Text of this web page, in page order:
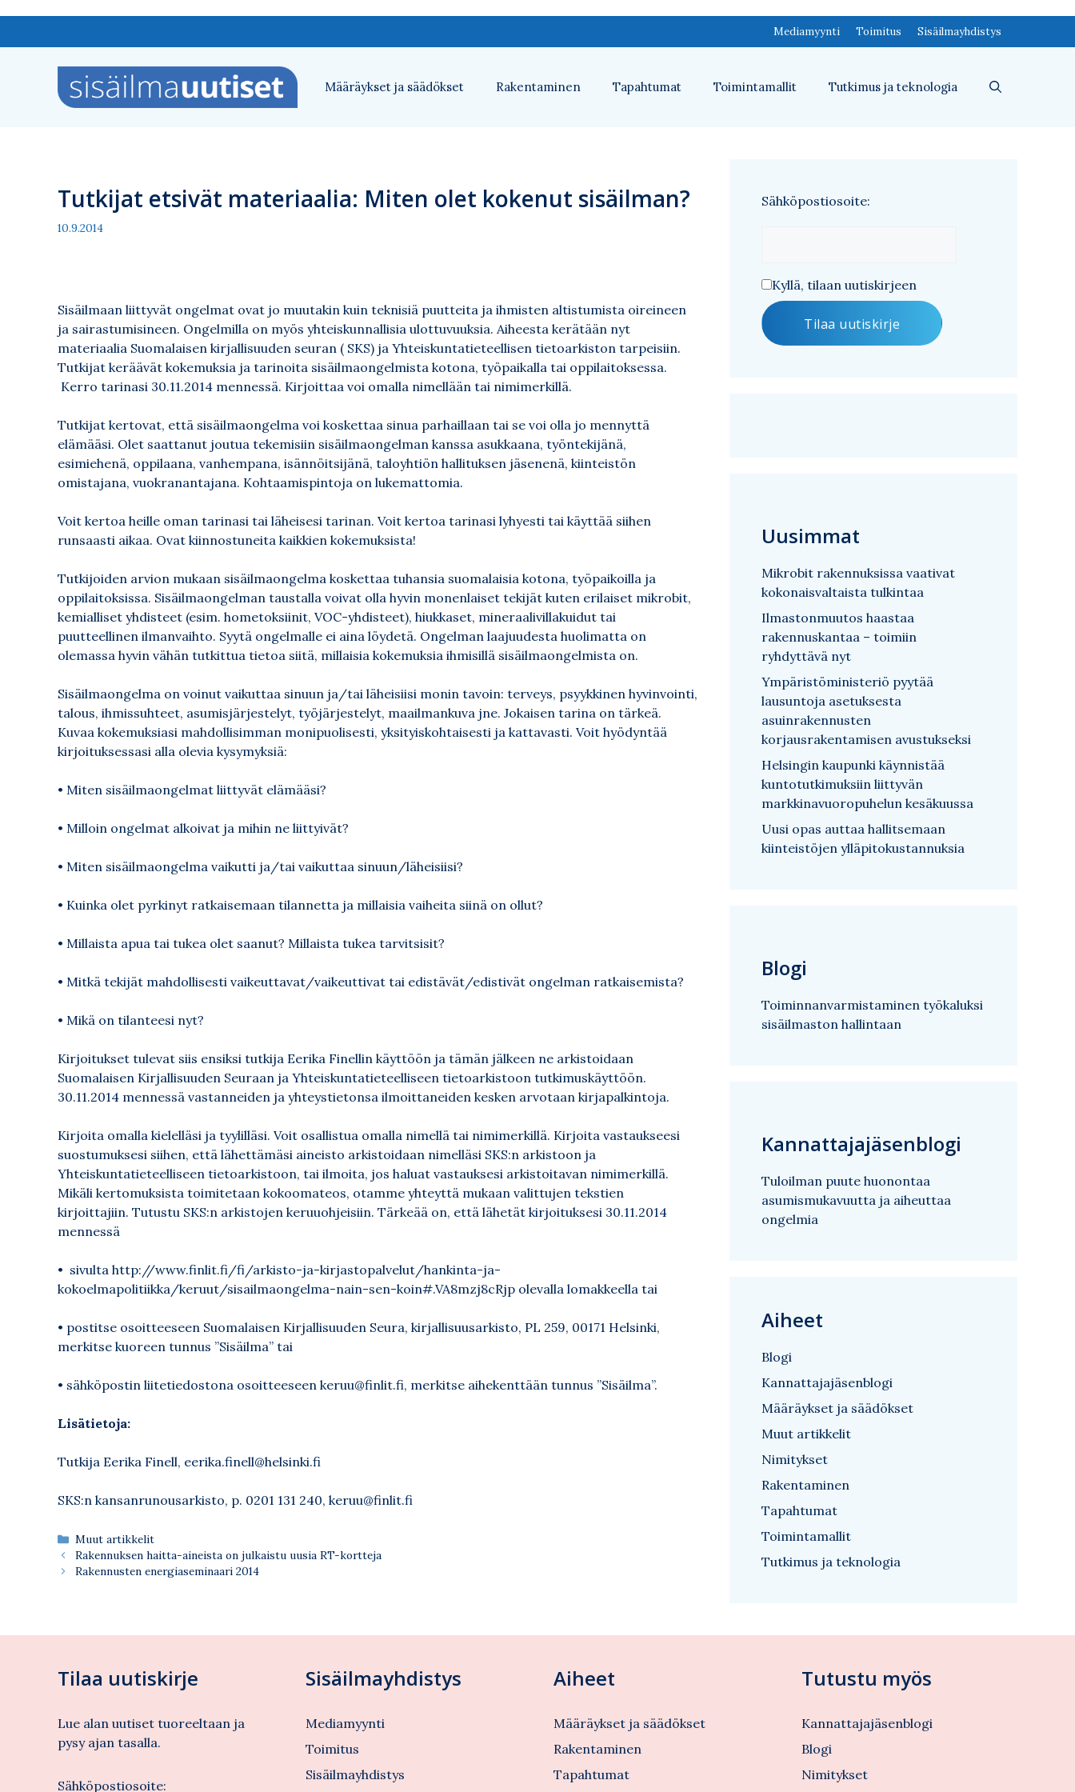
sisältöön
Mediamyynti Toimitus Sisäilmayhdistys
Määräykset ja säädökset Rakentaminen Tapahtumat Toimintamallit Tutkimus ja teknologia
Tutkijat etsivät materiaalia: Miten olet kokenut sisäilman?
10.9.2014
Sisäilmaan liittyvät ongelmat ovat jo muutakin kuin teknisiä puutteita ja ihmisten altistumista oireineen
ja sairastumisineen. Ongelmilla on myös yhteiskunnallisia ulottuvuuksia. Aiheesta kerätään nyt
materiaalia Suomalaisen kirjallisuuden seuran ( SKS) ja Yhteiskuntatieteellisen tietoarkiston tarpeisiin.
Tutkijat keräävät kokemuksia ja tarinoita sisäilmaongelmista kotona, työpaikalla tai oppilaitoksessa.
Kerro tarinasi 30.11.2014 mennessä. Kirjoittaa voi omalla nimellään tai nimimerkillä.
Tutkijat kertovat, että sisäilmaongelma voi koskettaa sinua parhaillaan tai se voi olla jo mennyttä
elämääsi. Olet saattanut joutua tekemisiin sisäilmaongelman kanssa asukkaana, työntekijänä,
esimiehenä, oppilaana, vanhempana, isännöitsijänä, taloyhtiön hallituksen jäsenenä, kiinteistön
omistajana, vuokranantajana. Kohtaamispintoja on lukemattomia.
Voit kertoa heille oman tarinasi tai läheisesi tarinan. Voit kertoa tarinasi lyhyesti tai käyttää siihen
runsaasti aikaa. Ovat kiinnostuneita kaikkien kokemuksista!
Tutkijoiden arvion mukaan sisäilmaongelma koskettaa tuhansia suomalaisia kotona, työpaikoilla ja
oppilaitoksissa. Sisäilmaongelman taustalla voivat olla hyvin monenlaiset tekijät kuten erilaiset mikrobit,
kemialliset yhdisteet (esim. hometoksiinit, VOC-yhdisteet), hiukkaset, mineraalivillakuidut tai
puutteellinen ilmanvaihto. Syytä ongelmalle ei aina löydetä. Ongelman laajuudesta huolimatta on
olemassa hyvin vähän tutkittua tietoa siitä, millaisia kokemuksia ihmisillä sisäilmaongelmista on.
Sisäilmaongelma on voinut vaikuttaa sinuun ja/tai läheisiisi monin tavoin: terveys, psyykkinen hyvinvointi,
talous, ihmissuhteet, asumisjärjestelyt, työjärjestelyt, maailmankuva jne. Jokaisen tarina on tärkeä.
Kuvaa kokemuksiasi mahdollisimman monipuolisesti, yksityiskohtaisesti ja kattavasti. Voit hyödyntää
kirjoituksessasi alla olevia kysymyksiä:
• Miten sisäilmaongelmat liittyvät elämääsi?
• Milloin ongelmat alkoivat ja mihin ne liittyivät?
• Miten sisäilmaongelma vaikutti ja/tai vaikuttaa sinuun/läheisiisi?
• Kuinka olet pyrkinyt ratkaisemaan tilannetta ja millaisia vaiheita siinä on ollut?
• Millaista apua tai tukea olet saanut? Millaista tukea tarvitsisit?
• Mitkä tekijät mahdollisesti vaikeuttavat/vaikeuttivat tai edistävät/edistivät ongelman ratkaisemista?
• Mikä on tilanteesi nyt?
Kirjoitukset tulevat siis ensiksi tutkija Eerika Finellin käyttöön ja tämän jälkeen ne arkistoidaan
Suomalaisen Kirjallisuuden Seuraan ja Yhteiskuntatieteelliseen tietoarkistoon tutkimuskäyttöön.
30.11.2014 mennessä vastanneiden ja yhteystietonsa ilmoittaneiden kesken arvotaan kirjapalkintoja.
Kirjoita omalla kielelläsi ja tyylilläsi. Voit osallistua omalla nimellä tai nimimerkillä. Kirjoita vastaukseesi
suostumuksesi siihen, että lähettämäsi aineisto arkistoidaan nimelläsi SKS:n arkistoon ja
Yhteiskuntatieteelliseen tietoarkistoon, tai ilmoita, jos haluat vastauksesi arkistoitavan nimimerkillä.
Mikäli kertomuksista toimitetaan kokoomateos, otamme yhteyttä mukaan valittujen tekstien
kirjoittajiin. Tutustu SKS:n arkistojen keruuohjeisiin. Tärkeää on, että lähetät kirjoituksesi 30.11.2014
mennessä
• sivulta http://www.finlit.fi/fi/arkisto-ja-kirjastopalvelut/hankinta-ja-
kokoelmapolitiikka/keruut/sisailmaongelma-nain-sen-koin#.VA8mzj8cRjp olevalla lomakkeella tai
• postitse osoitteeseen Suomalaisen Kirjallisuuden Seura, kirjallisuusarkisto, PL 259, 00171 Helsinki,
merkitse kuoreen tunnus ”Sisäilma” tai
• sähköpostin liitetiedostona osoitteeseen keruu@finlit.fi, merkitse aihekenttään tunnus ”Sisäilma”.
Lisätietoja:
Tutkija Eerika Finell, eerika.finell@helsinki.fi
SKS:n kansanrunousarkisto, p. 0201 131 240, keruu@finlit.fi
Kategoriat
Muut artikkelit
Rakennuksen haitta-aineista on julkaistu uusia RT-kortteja
Rakennusten energiaseminaari 2014
Sähköpostiosoite:
Kyllä, tilaan uutiskirjeen
Uusimmat
Mikrobit rakennuksissa vaativat
kokonaisvaltaista tulkintaa
Ilmastonmuutos haastaa
rakennuskantaa – toimiin
ryhdyttävä nyt
Ympäristöministeriö pyytää
lausuntoja asetuksesta
asuinrakennusten
korjausrakentamisen avustukseksi
Helsingin kaupunki käynnistää
kuntotutkimuksiin liittyvän
markkinavuoropuhelun kesäkuussa
Uusi opas auttaa hallitsemaan
kiinteistöjen ylläpitokustannuksia
Blogi
Toiminnanvarmistaminen työkaluksi
sisäilmaston hallintaan
Kannattajajäsenblogi
Tuloilman puute huonontaa
asumismukavuutta ja aiheuttaa
ongelmia
Aiheet
Blogi
Kannattajajäsenblogi
Määräykset ja säädökset
Muut artikkelit
Nimitykset
Rakentaminen
Tapahtumat
Toimintamallit
Tutkimus ja teknologia
Tilaa uutiskirje
Lue alan uutiset tuoreeltaan ja
pysy ajan tasalla.
Sähköpostiosoite:
Sisäilmayhdistys
Mediamyynti
Toimitus
Sisäilmayhdistys
Aiheet
Määräykset ja säädökset
Rakentaminen
Tapahtumat
Tutustu myös
Kannattajajäsenblogi
Blogi
Nimitykset